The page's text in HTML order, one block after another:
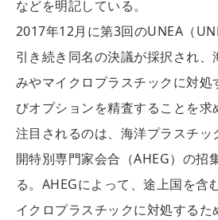
などを明記している。
2017年12月に第3回のUNEA（
引き続き同名の決議が採択され
みやマイクロプラスチックに対処
びオプションを精査することを求
注目されるのは、海洋プラスチッ
開特別専門家会合（AHEG）の招
る。AHEGによって、途上国を含
イクロプラスチックに対処するた